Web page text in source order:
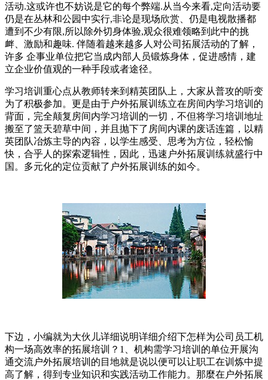
活动.这或许也不妨说是它的每个弊端.从当今来看,定向活动要
仍是在丛林和公园中实行,非论是现场欣赏、仍是电视散播都
遭到不少有限,所以除外切身体验,观众很难领略到此中的挑
衅、激励和趣味. 伴随着越来越多人对公司拓展活动的了解，
许多 企事业单位把它当成内部人员锻炼身体，促进感情，建
立企业价值观的一种手段或者途径。
学习培训重心点从教师转来到精英团队上，大家从普攻的听变
为了积极参加。更是由于户外拓展训练立在房间内学习培训的
背面，完全颠复房间内学习培训的一切，不但将学习培训地址
搬至了篮天碧草中间，并且抛下了房间内课的废话连篇，以精
英团队冶炼主导的內容，以学生感受、思考为方位，轻松愉
快，合乎人的探索逻辑性，因此，迅速户外拓展训练就盛行中
国。多元化的定位贡献了户外拓展训练的如今。
下边，小编就为大伙儿详细说明详细介绍下怎样为公司员工机
构一场高效率的拓展培训？1、机构需学习培训的单位开展沟
通交流户外拓展培训的目地就是说以便可以让职工在训炼中提
高了解，得到专业知识和实践活动工作能力。那麼在户外拓展